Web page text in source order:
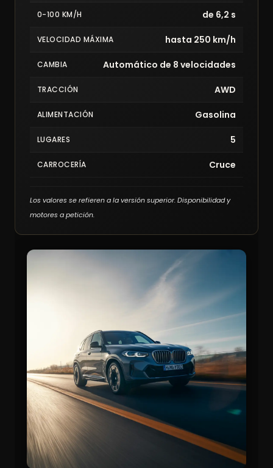
0-100 KM/H de 6,2 s
VELOCIDAD MÁXIMA hasta 250 km/h
CAMBIA Automático de 8 velocidades
TRACCIÓN AWD
ALIMENTACIÓN Gasolina
LUGARES 5
CARROCERÍA Cruce
Los valores se refieren a la versión superior. Disponibilidad y
motores a petición.